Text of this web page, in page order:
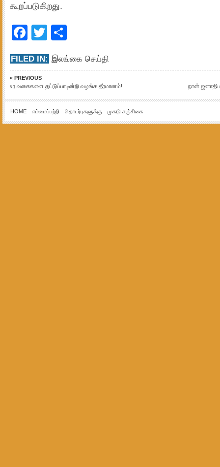
கூறப்படுகிறது.
Facebook
Twitter
FILED IN: இலங்கை செய்தி
« PREVIOUS
உர வகைகளை தட்டுப்பாடின்றி வழங்க தீர்மானம்! நான்
HOME எம்மைப்பற்றி தொடர்புகளுக்கு முகடு சஞ்சிகை